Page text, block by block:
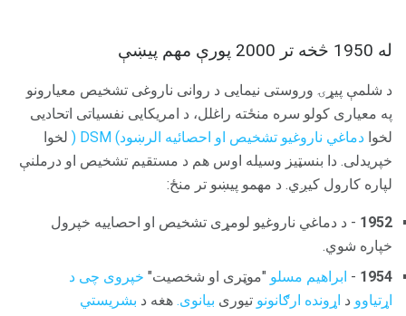
له 1950 څخه تر 2000 پورې مهم پیښې
د شلمې پیړۍ وروستی نیمایی د روانی ناروغی تشخیص معیارونو
په معیاری کولو سره منځته راغلل، د امریکایی نفسیاتی اتحادیی
لخوا دماغي ناروغیو تشخیص او احصائیه الرښود) DSM (
لخوا
خپریدلی. دا بنسټیز وسیله اوس هم د مستقیم تشخیص او درملنې
لپاره کارول کیږي. د مهمو پیښو تر منځ:
1952 - د دماغي ناروغیو لومړی تشخیص او احصاييه خپرول
خپاره شوي.
1954
- ابراهیم مسلو "موټری او شخصیت" خپروی چی د
اړتیاوو د اړونده ارګانونو تیوری بیانوی. هغه د بشریستي